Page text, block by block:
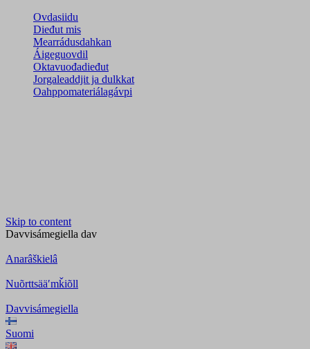
Ovdasiidu
Dieđut mis
Mearrádusdahkan
Áigeguovdil
Oktavuođadieđut
Jorgaleaddjit ja dulkkat
Oahppomateriálagávpi
Skip to content
Davvisámegiella dav
Anarâškielâ
Nuõrttsääʹmǩiõll
Davvisámegiella
Suomi